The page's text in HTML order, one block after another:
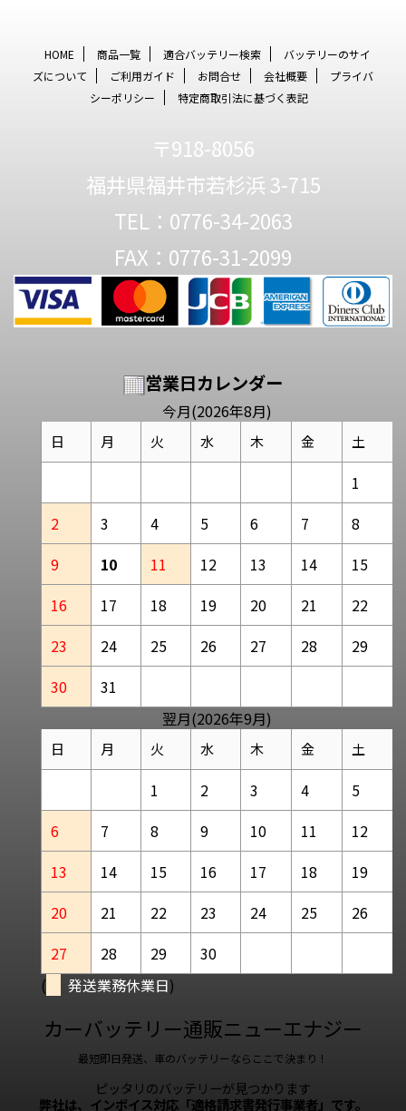
HOME 商品一覧 適合バッテリー検索
バッテリーのサイ
ズについて
ご利用ガイド お問合せ 会社概要
プライバ
シーポリシー
特定商取引法に基づく表記
〒918-8056
福井県福井市若杉浜 3-715
TEL：0776-34-2063
FAX：0776-31-2099
営業日カレンダー
今月(2026年8月)
日 月 火 水 木 金 土
1
2
3 4 5 6 7
8
9
10 11 12 13 14
15
16
17 18 19 20 21
22
23
24 25 26 27 28
29
30
31
翌月(2026年9月)
日 月 火 水 木 金 土
1 2 3 4
5
6
7 8 9 10 11
12
13
14 15 16 17 18
19
20
21 22 23 24 25
26
27
28 29
30
(
発送業務休業日)
カーバッテリー通販ニューエナジー
最短即日発送、車のバッテリーならここで決まり！
ピッタリのバッテリーが見つかります
弊社は、インボイス対応「適格請求書発行事業者」です。